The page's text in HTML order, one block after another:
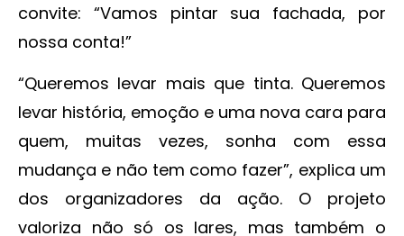
convite: “Vamos pintar sua fachada, por
nossa conta!”
“Queremos levar mais que tinta. Queremos
levar história, emoção e uma nova cara para
quem, muitas vezes, sonha com essa
mudança e não tem como fazer”, explica um
dos organizadores da ação. O projeto
valoriza não só os lares, mas também o